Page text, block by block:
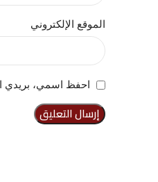
الموقع الإلكتروني
احفظ اسمي، بريدي